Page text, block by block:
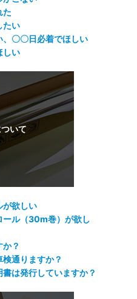
た
たい
〇〇日必着でほしい
しい
が欲しい
ール（30m巻）が欲し
？
通りますか？
は発行していますか？